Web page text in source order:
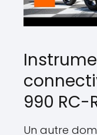
990 RC-
Un autre